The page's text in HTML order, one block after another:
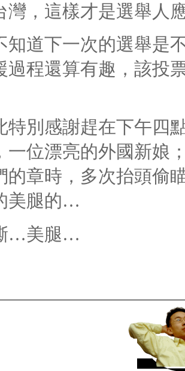
灣，這樣才是選舉人
知道下一次的選舉是
過程還算有趣，該投
特別感謝趕在下午四
一位漂亮的外國新娘
的章時，多次抬頭偷
美腿的…
…美腿…